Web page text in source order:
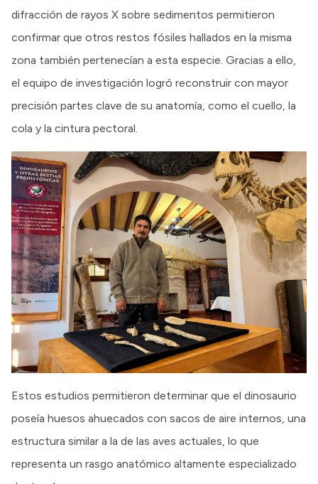
difracción de rayos X sobre sedimentos permitieron
confirmar que otros restos fósiles hallados en la misma
zona también pertenecían a esta especie. Gracias a ello,
el equipo de investigación logró reconstruir con mayor
precisión partes clave de su anatomía, como el cuello, la
cola y la cintura pectoral.
Estos estudios permitieron determinar que el dinosaurio
poseía huesos ahuecados con sacos de aire internos, una
estructura similar a la de las aves actuales, lo que
representa un rasgo anatómico altamente especializado